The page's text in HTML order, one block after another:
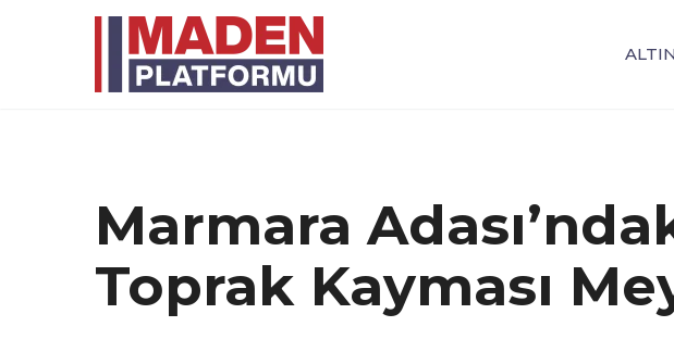
Marmara
Toprak Kayması